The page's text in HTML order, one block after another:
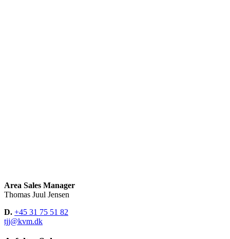
Area Sales Manager
Thomas Juul Jensen
D. +45 31 75 51 82
tjj@kvm.dk